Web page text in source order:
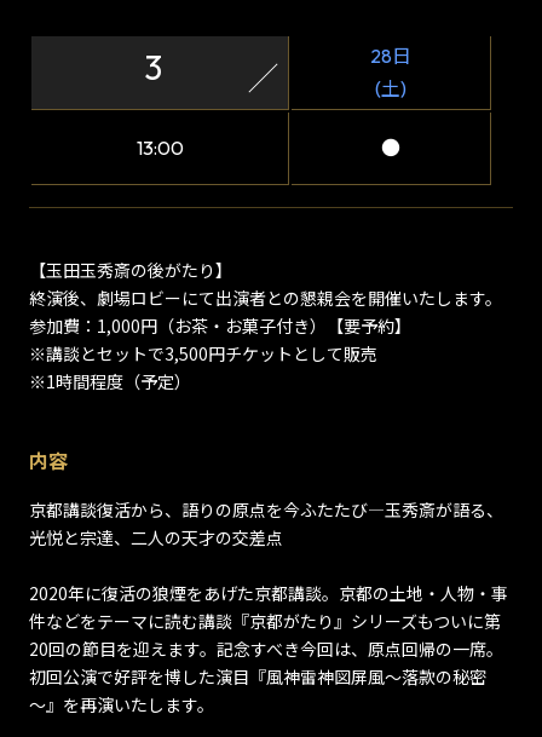
3
28日
(土)
13:00 ●
【玉田玉秀斎の後がたり】
終演後、劇場ロビーにて出演者との懇親会を開催いたします。
参加費：1,000円（お茶・お菓子付き）【要予約】
※講談とセットで3,500円チケットとして販売
※1時間程度（予定）
内容
京都講談復活から、語りの原点を今ふたたび―玉秀斎が語る、
光悦と宗達、二人の天才の交差点
2020年に復活の狼煙をあげた京都講談。京都の土地・人物・事
件などをテーマに読む講談『京都がたり』シリーズもついに第
20回の節目を迎えます。記念すべき今回は、原点回帰の一席。
初回公演で好評を博した演目『風神雷神図屏風～落款の秘密
～』を再演いたします。